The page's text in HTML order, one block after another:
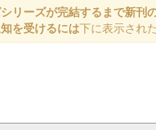
リーズが完結するまで新刊
を受けるには下に表示され